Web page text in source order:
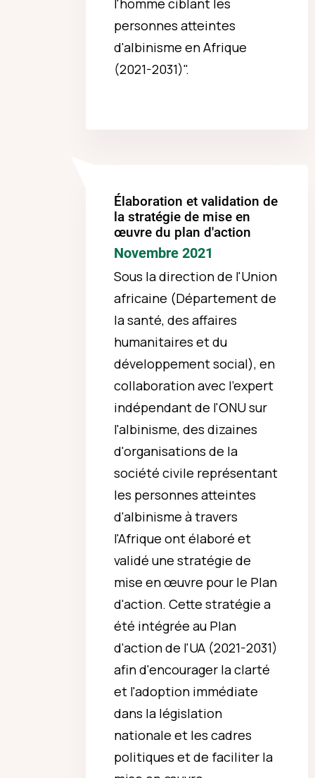
personnes atteintes
d'albinisme en Afrique
(2021-2031)".
Élaboration et validation de
la stratégie de mise en
œuvre du plan d'action
Novembre 2021
Sous la direction de l'Union
africaine (Département de
la santé, des affaires
humanitaires et du
développement social), en
collaboration avec l'expert
indépendant de l'ONU sur
l'albinisme, des dizaines
d'organisations de la
société civile représentant
les personnes atteintes
d'albinisme à travers
l'Afrique ont élaboré et
validé une stratégie de
mise en œuvre pour le Plan
d'action. Cette stratégie a
été intégrée au Plan
d'action de l'UA (2021-2031)
afin d'encourager la clarté
et l'adoption immédiate
dans la législation
nationale et les cadres
politiques et de faciliter la